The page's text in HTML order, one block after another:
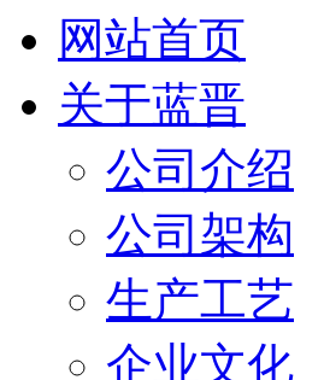
网站首页
关于蓝晋
公司介绍
公司架构
生产工艺
企业文化